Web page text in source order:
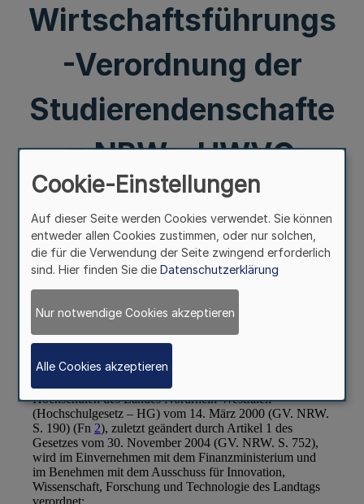
Wirtschaftsführungs
-Verordnung der
Studierendenschafte
n NRW – HWVO
NRW)
Cookie-Einstellungen
Auf dieser Seite werden Cookies verwendet. Sie können
entweder allen Cookies zustimmen, oder nur solchen,
die für die Verwendung der Seite zwingend erforderlich
sind. Hier finden Sie die Datenschutzerklärung
Nur notwendige Cookies akzeptieren
Alle Cookies akzeptieren